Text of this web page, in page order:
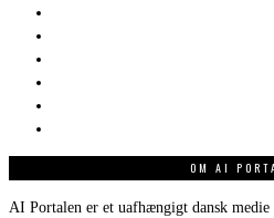
OM AI
AI Portalen er et uafhængigt dansk